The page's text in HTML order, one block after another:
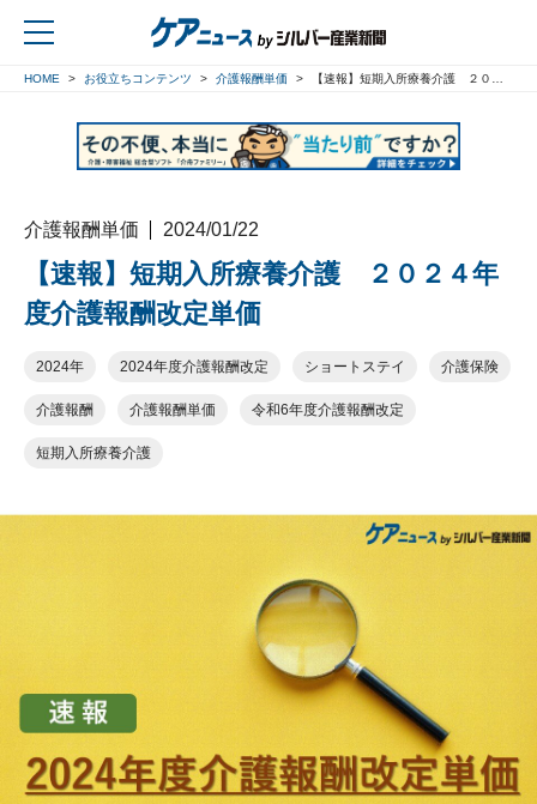
HOME お役立ちコンテンツ 介護報酬単価 【速報】短期入所療養介護 ２０２４年度介護報酬改定単価
介護報酬単価 2024/01/22
【速報】短期入所療養介護 ２０２４年
度介護報酬改定単価
2024年 2024年度介護報酬改定 ショートステイ 介護保険
介護報酬 介護報酬単価 令和6年度介護報酬改定
短期入所療養介護